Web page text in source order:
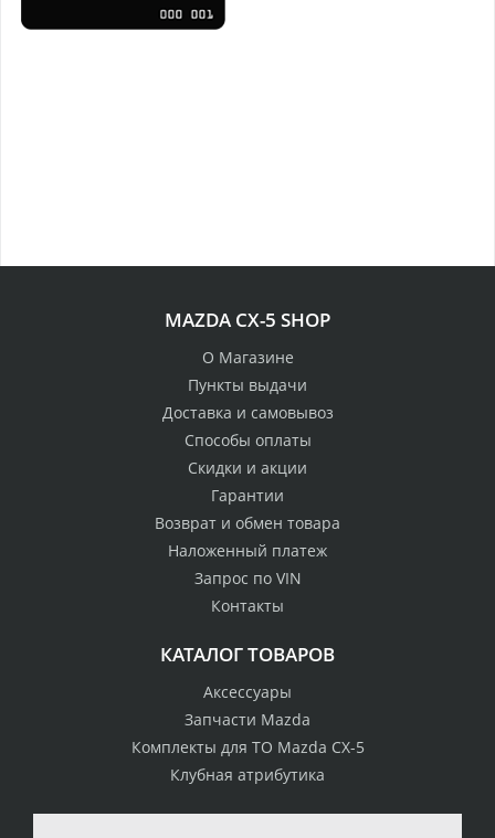
стоимости
Гарантия качества
MAZDA CX-5 SHOP
О Магазине
Пункты выдачи
Доставка и самовывоз
Способы оплаты
Скидки и акции
Гарантии
Возврат и обмен товара
Наложенный платеж
Запрос по VIN
Контакты
КАТАЛОГ ТОВАРОВ
Аксессуары
Запчасти Mazda
Комплекты для ТО Mazda CX-5
Клубная атрибутика